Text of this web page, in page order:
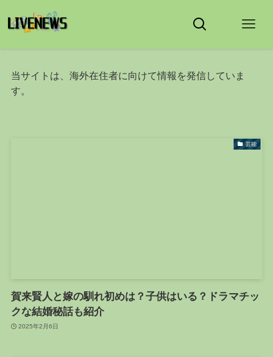
当サイトは、海外在住者に向けて情報を発信していま
す。
芸能
賀来賢人と嫁の馴れ初めは？子供はいる？ドラマチッ
クな結婚秘話も紹介
2025年2月6日